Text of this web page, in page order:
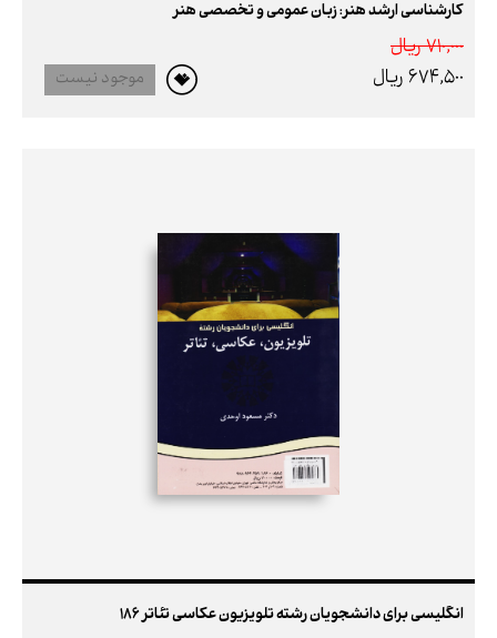
کارشناسی ارشد هنر: زبان عمومی و تخصصی هنر
710,000 ريال
674,500 ريال
موجود نیست
انگلیسی برای دانشجویان رشته تلویزیون عکاسی تئاتر 186